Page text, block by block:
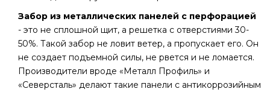
Забор из металлических панелей с перфорацией
- это не сплошной щит, а решетка с отверстиями 30-
50%. Такой забор не ловит ветер, а пропускает его. Он
не создает подъемной силы, не рвется и не ломается.
Производители вроде «Металл Профиль» и
«Северсталь» делают такие панели с антикоррозийным